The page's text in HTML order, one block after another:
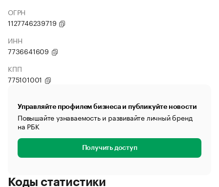
ОГРН
1127746239719
ИНН
7736641609
КПП
775101001
Управляйте профилем бизнеса и публикуйте новости
Повышайте узнаваемость и развивайте личный бренд
на РБК
Получить доступ
Коды статистики